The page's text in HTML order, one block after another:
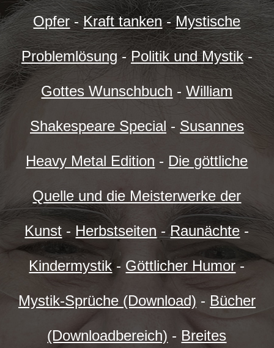
Opfer-Kraft tanken-Mystische
Problemlösung-Politik und Mystik-
Gottes Wunschbuch -William
Shakespeare Special - Susannes
Heavy Metal Edition - Die göttliche
Quelle und die Meisterwerke der
Kunst - Herbstseiten -Raunächte-
Kindermystik - Göttlicher Humor-
Mystik-Sprüche (Download) - Bücher
(Downloadbereich) - Breites